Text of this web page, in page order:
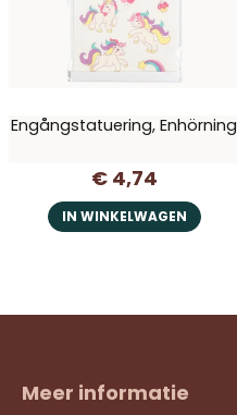
Engångstatuering, Enhörning
€ 4,74
IN WINKELWAGEN
Meer informatie